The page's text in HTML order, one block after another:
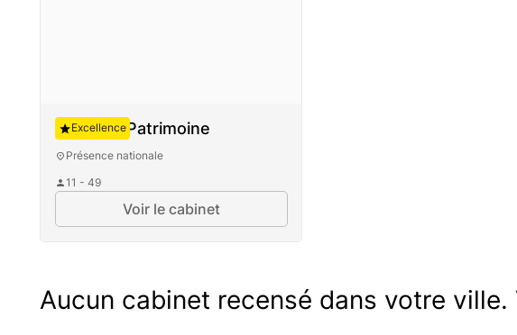
Auguste Patrimoine
Présence nationale
11 - 49
Excellence
Voir le cabinet
Aucun cabinet recensé dans votre